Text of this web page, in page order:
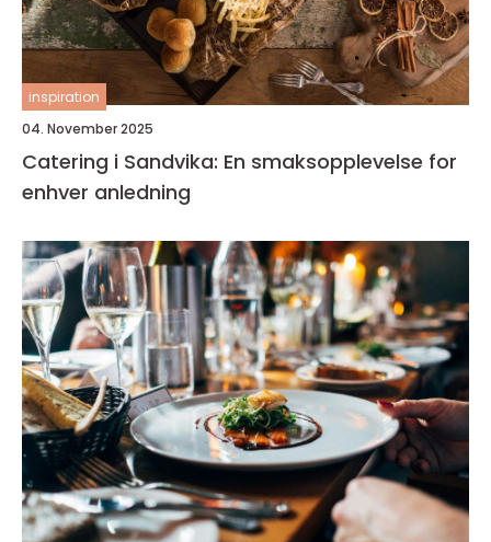
inspiration
04. November 2025
Catering i Sandvika: En smaksopplevelse for
enhver anledning